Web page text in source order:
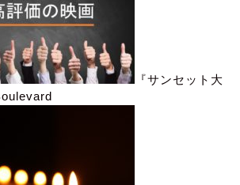
『サンセット大